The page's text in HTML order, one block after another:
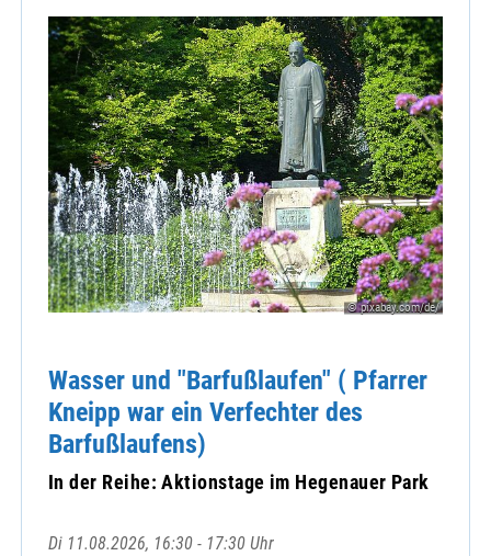
© pixabay.com/de/
Wasser und "Barfußlaufen" ( Pfarrer
Kneipp war ein Verfechter des
Barfußlaufens)
In der Reihe: Aktionstage im Hegenauer Park
Di 11.08.2026, 16:30 - 17:30 Uhr